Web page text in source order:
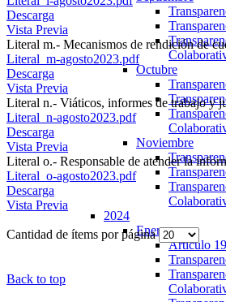
Octubre
Noviembre
2024
Enero
Articulo 19
Descarga
Vista Previa
Literal m.- Mecanismos de rendición de
Literal_m-agosto2023.pdf
Descarga
Vista Previa
Literal n.- Viáticos, informes de trabajo y
Literal_n-agosto2023.pdf
Descarga
Vista Previa
Literal o.- Responsable de atender la
Literal_o-agosto2023.pdf
Descarga
Vista Previa
Cantidad de ítems por página
Back to top